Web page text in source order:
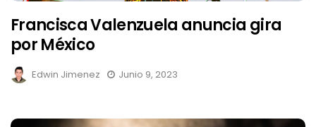
Francisca Valenzuela anuncia gira
por México
Edwin Jimenez Junio 9, 2023